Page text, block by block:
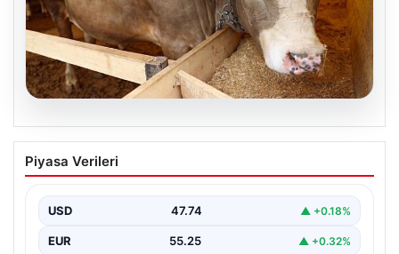
07.08.2026
Kurbanlık fiyatları il il sorgulama ekranı
2026: Büyükbaş ve küçükbaş canlı kilo
ve tüm illerin kurbanlık fiyatları
Piyasa Verileri
USD 47.74 ▲ +0.18%
EUR 55.25 ▲ +0.32%